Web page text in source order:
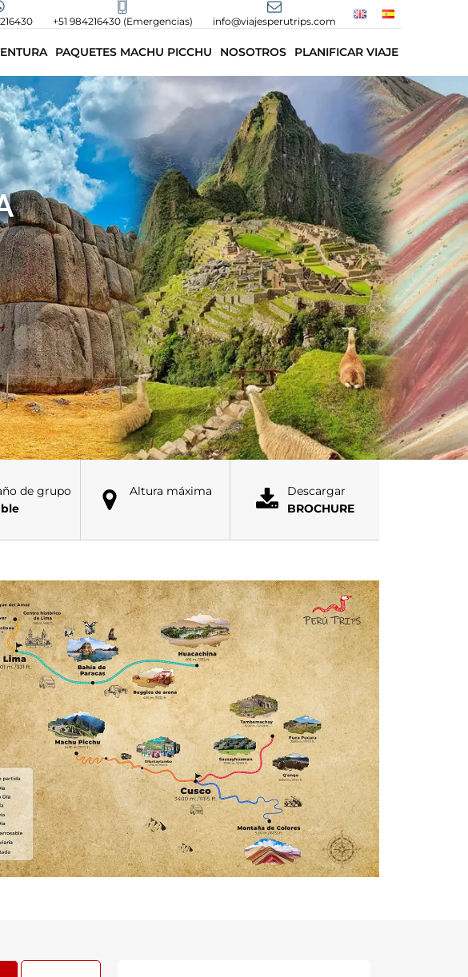
+51 984216430 (Emergencias) info@viajesperutrips.com
PAQUETES MACHU PICCHU NOSOTROS PLANIFICAR VIAJE
de grupo
Altura máxima
Descargar
BROCHURE